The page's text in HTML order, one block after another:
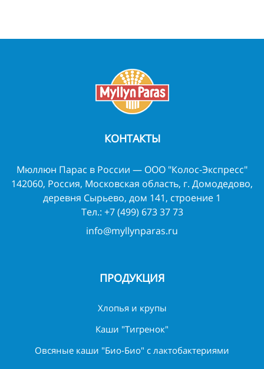
КОНТАКТЫ
Мюллюн Парас в России — ООО "Колос-Экспресс"
142060, Россия, Московская область, г. Домодедово,
деревня Сырьево, дом 141, строение 1
Тел.: +7 (499) 673 37 73
info@myllynparas.ru
ПРОДУКЦИЯ
Хлопья и крупы
Каши "Тигренок"
Овсяные каши "Био-Био" с лактобактериями